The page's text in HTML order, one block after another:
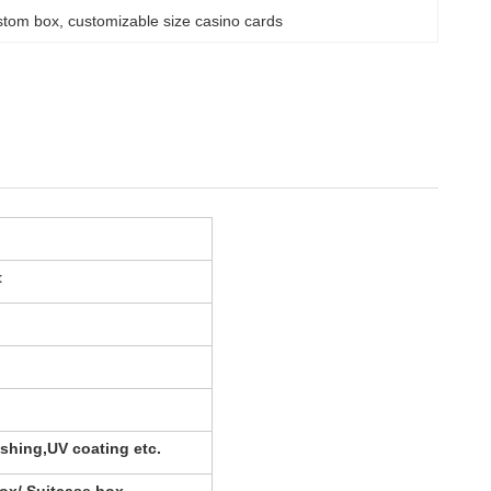
box , customizable size casino cards
coating etc.